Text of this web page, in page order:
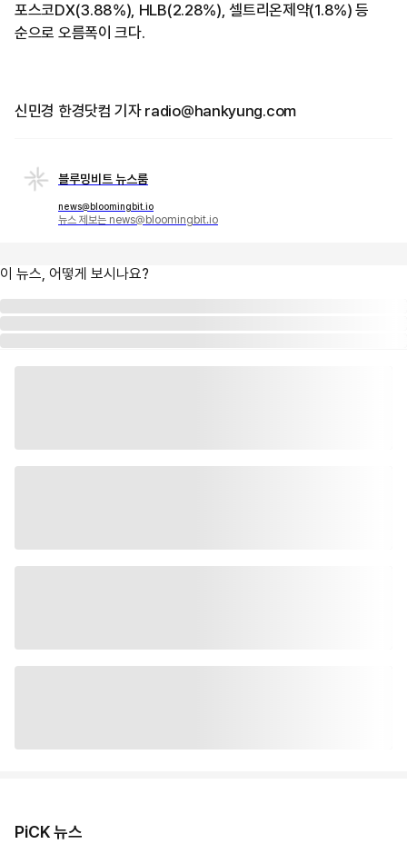
포스코DX(3.88%), HLB(2.28%), 셀트리온제약(1.8%) 등
순으로 오름폭이 크다.
신민경 한경닷컴 기자 radio@hankyung.com
블루밍비트 뉴스룸
news@bloomingbit.io
뉴스 제보는 news@bloomingbit.io
이 뉴스, 어떻게 보시나요?
PiCK 뉴스